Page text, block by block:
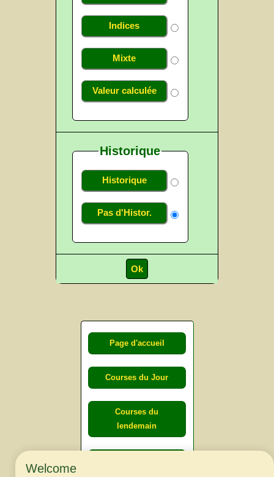
Indices
Mixte
Valeur calculée
Historique
Historique
Pas d'Histor.
Page d'accueil
Courses du Jour
Courses du
lendemain
Welcome